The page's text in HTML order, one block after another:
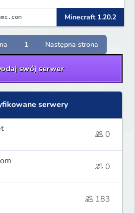
Minecraft 1.20.2
1 Następna strona
swój serwer
serwery
0
0
183